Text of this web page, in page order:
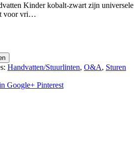
Kinder kobalt-zwart zijn universele
voor vri…
Handvatten/Stuurlinten, O&A, Sturen
Google+ Pinterest